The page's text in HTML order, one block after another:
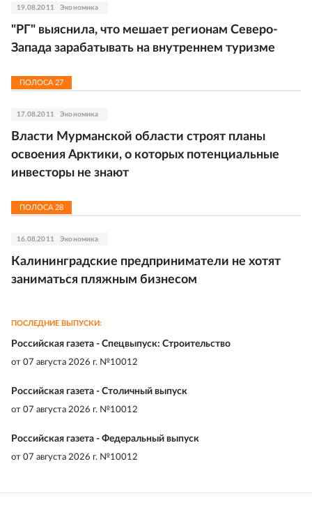
19.08.2011 Экономика
"РГ" выяснила, что мешает регионам Северо-
Запада зарабатывать на внутреннем туризме
ПОЛОСА 27
17.08.2011 Экономика
Власти Мурманской области строят планы
освоения Арктики, о которых потенциальные
инвесторы не знают
ПОЛОСА 28
16.08.2011 Экономика
Калининградские предприниматели не хотят
заниматься пляжным бизнесом
ПОСЛЕДНИЕ ВЫПУСКИ:
Российская газета - Спецвыпуск: Строительство
от 07 августа 2026 г. №10012
Российская газета - Столичный выпуск
от 07 августа 2026 г. №10012
Российская газета - Федеральный выпуск
от 07 августа 2026 г. №10012